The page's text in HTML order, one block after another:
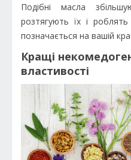
Подібні масла
розтягують їх і
позначається на вашій
Кращі
властивості